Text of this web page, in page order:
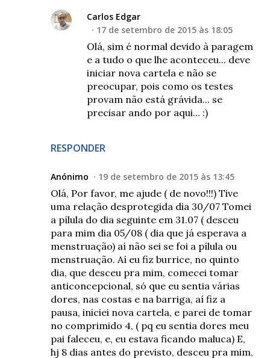
RESPONDER
Carlos Edgar
17 de setembro de 2015 às 18:05
Olá, sim é normal devido à paragem
e a tudo o que lhe aconteceu... deve
iniciar nova cartela e não se
preocupar, pois como os testes
provam não está grávida... se
precisar ando por aqui... :)
Anónimo 19 de setembro de 2015 às 13:45
Olá, Por favor, me ajude ( de novo!!!) Tive
uma relação desprotegida dia 30/07 Tomei
a pílula do dia seguinte em 31.07 ( desceu
para mim dia 05/08 ( dia que já esperava a
menstruação) aí não sei se foi a pílula ou
menstruação. Aí eu fiz burrice, no quinto
dia, que desceu pra mim, comecei tomar
anticoncepcional, só que eu sentia várias
dores, nas costas e na barriga, aí fiz a
pausa, iniciei nova cartela, e parei de tomar
no comprimido 4, ( pq eu sentia dores meu
pai faleceu, e, eu estava ficando maluca) E,
hj 8 dias antes do previsto, desceu pra mim,